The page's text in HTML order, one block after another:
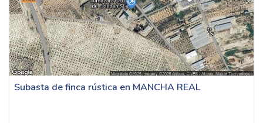
Subasta de finca rústica en MANCHA REAL